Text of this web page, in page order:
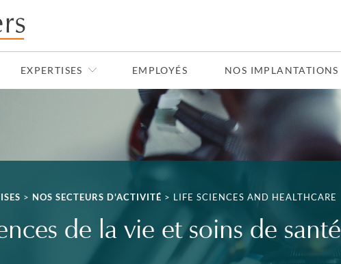
EXPERTISES EMPLOYÉS NOS IMPLANTATIONS
> NOS SECTEURS D'ACTIVITÉ > LIFE SCIENCES AND HEALTHCARE
de la vie et soins de santé